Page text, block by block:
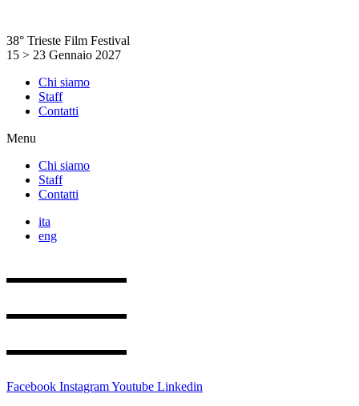
contenuto
38° Trieste Film Festival
15 > 23 Gennaio 2027
Chi siamo
Staff
Contatti
Menu
Chi siamo
Staff
Contatti
ita
eng
Facebook InstagramYoutube Linkedin